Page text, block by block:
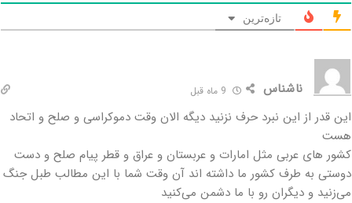
تازه‌ترین
ناشناس
این قدر از این نبرد حرف نزنید دیگه الان وقت دموکراسی و صلح و اتحاد
هست
کشور های عربی مثل امارات و عربستان و عراق و قطر پیام صلح و دست
دوستی به طرف کشور ما داشته اند آن وقت شما با این مطالب طبل جنگ
می‌زنید و دیگران رو با ما دشمن می‌کنید